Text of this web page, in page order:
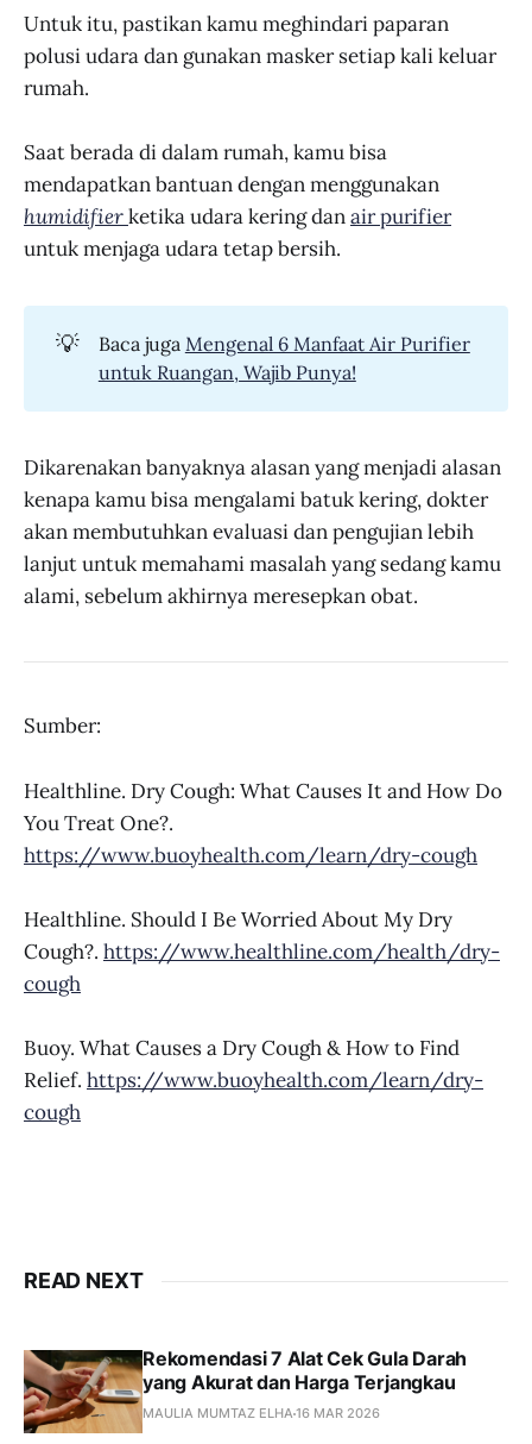
Untuk itu, pastikan kamu meghindari paparan
polusi udara dan gunakan masker setiap kali keluar
rumah.
Saat berada di dalam rumah, kamu bisa
mendapatkan bantuan dengan menggunakan
humidifierketika udara kering danair purifier
untuk menjaga udara tetap bersih.
💡 Baca juga Mengenal 6 Manfaat Air Purifier
untuk Ruangan, Wajib Punya!
Dikarenakan banyaknya alasan yang menjadi alasan
kenapa kamu bisa mengalami batuk kering, dokter
akan membutuhkan evaluasi dan pengujian lebih
lanjut untuk memahami masalah yang sedang kamu
alami, sebelum akhirnya meresepkan obat.
Sumber:
Healthline. Dry Cough: What Causes It and How Do
You Treat One?.
https://www.buoyhealth.com/learn/dry-cough
Healthline. Should I Be Worried About My Dry
Cough?. https://www.healthline.com/health/dry-
cough
Buoy. What Causes a Dry Cough & How to Find
Relief. https://www.buoyhealth.com/learn/dry-
cough
READ NEXT
Rekomendasi 7 Alat Cek Gula Darah
yang Akurat dan Harga Terjangkau
MAULIA MUMTAZ ELHA16 MAR 2026